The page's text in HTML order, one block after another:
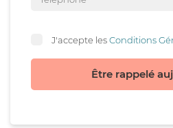
J'accepte lesConditions
Être rappelé